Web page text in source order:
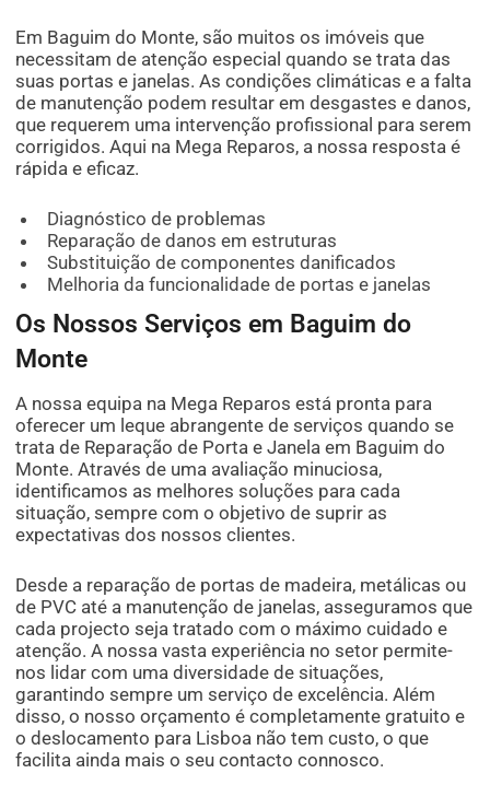
Em Baguim do Monte, são muitos os imóveis que
necessitam de atenção especial quando se trata das
suas portas e janelas. As condições climáticas e a falta
de manutenção podem resultar em desgastes e danos,
que requerem uma intervenção profissional para serem
corrigidos. Aqui na Mega Reparos, a nossa resposta é
rápida e eficaz.
Diagnóstico de problemas
Reparação de danos em estruturas
Substituição de componentes danificados
Melhoria da funcionalidade de portas e janelas
Os Nossos Serviços em Baguim do
Monte
A nossa equipa na Mega Reparos está pronta para
oferecer um leque abrangente de serviços quando se
trata de Reparação de Porta e Janela em Baguim do
Monte. Através de uma avaliação minuciosa,
identificamos as melhores soluções para cada
situação, sempre com o objetivo de suprir as
expectativas dos nossos clientes.
Desde a reparação de portas de madeira, metálicas ou
de PVC até a manutenção de janelas, asseguramos que
cada projecto seja tratado com o máximo cuidado e
atenção. A nossa vasta experiência no setor permite-
nos lidar com uma diversidade de situações,
garantindo sempre um serviço de excelência. Além
disso, o nosso orçamento é completamente gratuito e
o deslocamento para Lisboa não tem custo, o que
facilita ainda mais o seu contacto connosco.